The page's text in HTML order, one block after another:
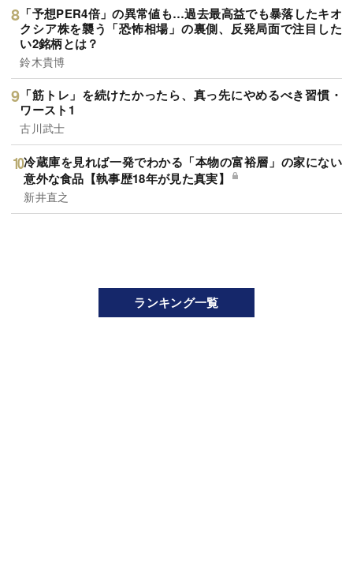
「予想PER4倍」の異常値も…過去最高益でも暴落したキオ
クシア株を襲う「恐怖相場」の裏側、反発局面で注目した
い2銘柄とは？
鈴木貴博
「筋トレ」を続けたかったら、真っ先にやめるべき習慣・
ワースト1
古川武士
冷蔵庫を見れば一発でわかる「本物の富裕層」の家にない
意外な食品【執事歴18年が見た真実】
新井直之
ランキング一覧